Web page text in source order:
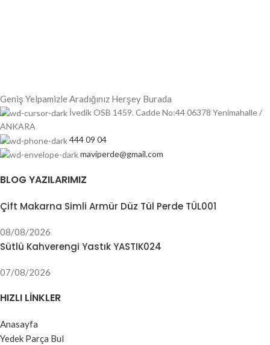
Geniş Yelpamizle Aradığınız Herşey Burada
İvedik OSB 1459. Cadde No:44 06378 Yenimahalle /
ANKARA
444 09 04
maviperde@gmail.com
BLOG YAZILARIMIZ
Çift Makarna Simli Armür Düz Tül Perde TÜL001
08/08/2026
Sütlü Kahverengi Yastık YASTIK024
07/08/2026
HIZLI LINKLER
Anasayfa
Yedek Parça Bul